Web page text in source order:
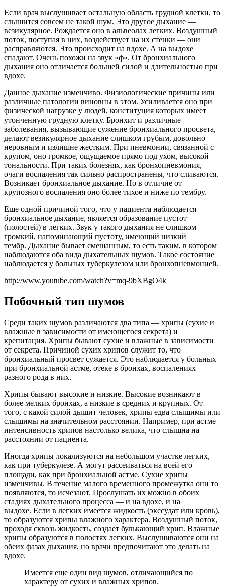
Если врач выслушивает остальную область грудной клетки, то
слышится совсем не такой шум. Это другое дыхание —
везикулярное. Рождается оно в альвеолах легких. Воздушный
поток, поступая в них, воздействует на их стенки — они
расправляются. Это происходит на вдохе. А на выдохе
спадают. Очень похожи на звук «ф». От бронхиального
дыхания оно отличается большей силой и длительностью при
вдохе.
Данное дыхание изменчиво. Физиологические причины или
различные патологии виновны в этом. Усиливается оно при
физической нагрузке у людей, конституция которых имеет
утонченную грудную клетку. Бронхит и различные
заболевания, вызывающие сужение бронхиального просвета,
делают везикулярное дыхание слишком грубым, довольно
неровным и излишне жестким. При пневмонии, связанной с
крупом, оно громкое, ощущаемое прямо под ухом, высокой
тональности. При таких болезнях, как бронхопневмония,
очаги воспаления так сильно распространены, что сливаются.
Возникает бронхиальное дыхание. Но в отличие от
крупозного воспаления оно более тихое и ниже по тембру.
Еще одной причиной того, что у пациента наблюдается
бронхиальное дыхание, является образование пустот
(полостей) в легких. Звук у такого дыхания не слишком
громкий, напоминающий пустоту, имеющий низкий
тембр. Дыхание бывает смешанным, то есть таким, в котором
наблюдаются оба вида дыхательных шумов. Такое состояние
наблюдается у больных туберкулезом или бронхопневмонией.
http://www.youtube.com/watch?v=mq-9bXBgO4k
Побочный тип шумов
Среди таких шумов различаются два типа — хрипы (сухие и
влажные в зависимости от имеющегося секрета) и
крепитация. Хрипы бывают сухие и влажные в зависимости
от секрета. Причиной сухих хрипов служит то, что
бронхиальный просвет сужается. Это наблюдается у больных
при бронхиальной астме, отеке в бронхах, воспалениях
разного рода в них.
Хрипы бывают высокие и низкие. Высокие возникают в
более мелких бронхах, а низкие в средних и крупных. От
того, с какой силой дышит человек, хрипы едва слышимы или
слышимы на значительном расстоянии. Например, при астме
интенсивность хрипов настолько велика, что слышна на
расстоянии от пациента.
Иногда хрипы локализуются на небольшом участке легких,
как при туберкулезе. А могут рассеиваться на всей его
площади, как при бронхиальной астме. Сухие хрипы
изменчивы. В течение малого временного промежутка они то
появляются, то исчезают. Прослушать их можно в обоих
стадиях дыхательного процесса — и на вдохе, и на
выдохе. Если в легких имеется жидкость (экссудат или кровь),
то образуются хрипы влажного характера. Воздушный поток,
проходя сквозь жидкость, создает булькающий хрип. Влажные
хрипы образуются в полостях легких. Выслушиваются они на
обеих фазах дыхания, но врачи предпочитают это делать на
вдохе.
Имеется еще один вид шумов, отличающийся по
характеру от сухих и влажных хрипов.